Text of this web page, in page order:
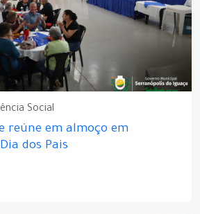
Social
reúne em almoço em
dos Pais